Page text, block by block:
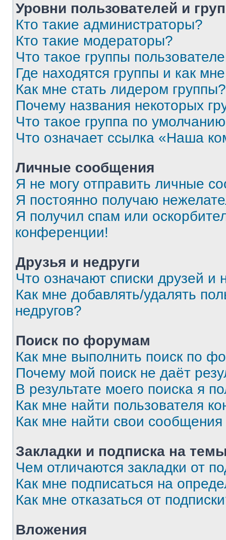
Уровни пользователей и
Кто такие администраторы?
Кто такие модераторы?
Что такое группы
Где находятся группы и как
Как мне стать лидером группы?
Почему названия некоторых
Что такое группа по
Что означает ссылка «Наша
Личные сообщения
Я не могу отправить личные
Я постоянно получаю
Я получил спам или
конференции!
Друзья и недруги
Что означают списки друзей и
Как мне добавлять/удалять
недругов?
Поиск по форумам
Как мне выполнить поиск по
Почему мой поиск не даёт
В результате моего поиска я
Как мне найти пользователя
Как мне найти свои
Закладки и подписка на
Чем отличаются закладки от
Как мне подписаться на
Как мне отказаться от
Вложения